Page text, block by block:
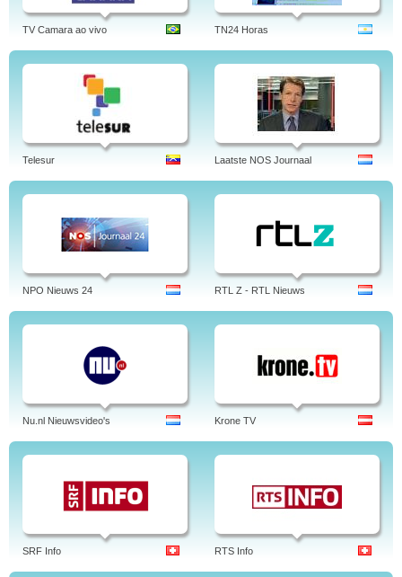
TV Camara ao vivo TN24 Horas
Telesur Laatste NOS Journaal
NPO Nieuws 24 RTL Z - RTL Nieuws
Nu.nl Nieuwsvideo's Krone TV
SRF Info RTS Info